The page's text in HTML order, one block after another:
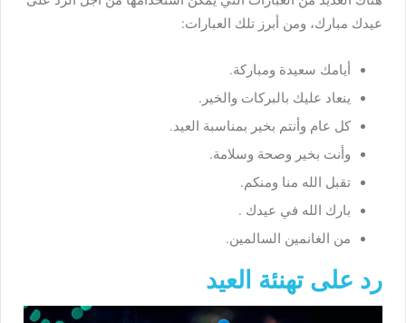
عيدك مبارك، ومن أبرز تلك العبارات:
أيامك سعيدة ومباركة.
ينعاد عليك بالبركات والخير.
كل عام وأنتم بخير بمناسبة العيد.
وأنت بخير وصحة وسلامة.
تقبل الله منا ومنكم.
بارك الله في عيدك .
من الغانمين السالمين.
رد على تهنئة العيد